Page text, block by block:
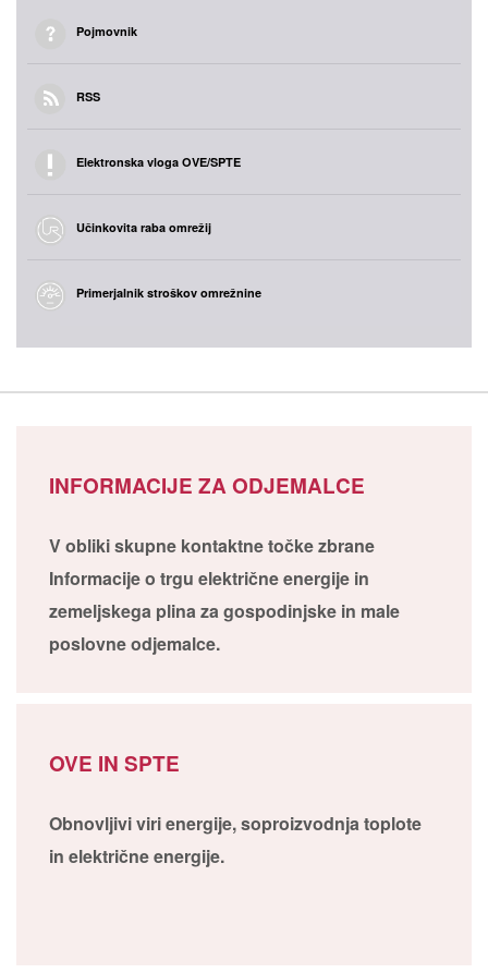
Pojmovnik
RSS
Elektronska vloga OVE/SPTE
Učinkovita raba omrežij
Primerjalnik stroškov omrežnine
INFORMACIJE ZA ODJEMALCE
V obliki skupne kontaktne točke zbrane
Informacije o trgu električne energije in
zemeljskega plina za gospodinjske in male
poslovne odjemalce.
OVE IN SPTE
Obnovljivi viri energije, soproizvodnja toplote
in električne energije.